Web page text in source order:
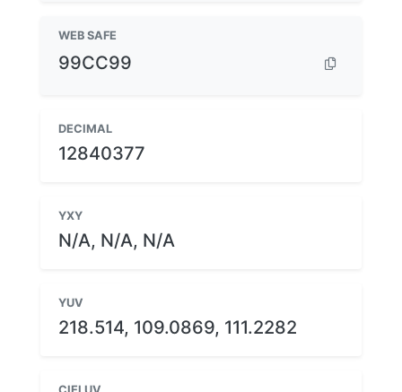
WEB SAFE
99CC99
DECIMAL
12840377
YXY
N/A, N/A, N/A
YUV
218.514, 109.0869, 111.2282
CIELUV